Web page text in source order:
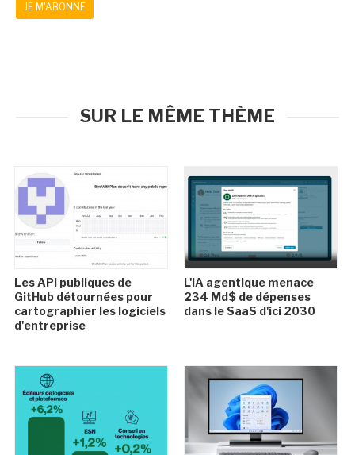
JE M'ABONNE
SUR LE MÊME THÈME
Les API publiques de
GitHub détournées pour
cartographier les logiciels
d'entreprise
L'IA agentique menace
234 Md$ de dépenses
dans le SaaS d'ici 2030